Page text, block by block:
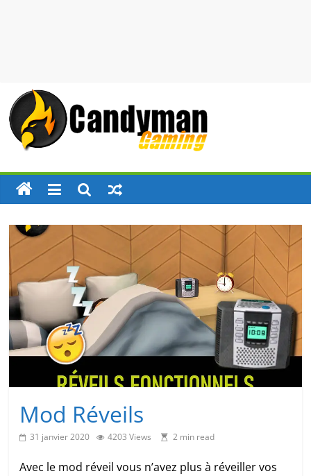
Candyman
Gaming
News
–
Mods
–
Traductions
Mod Réveils
31 janvier 2020 4203 Views 2 min read
Avec le mod réveil vous n’avez plus à réveiller vos